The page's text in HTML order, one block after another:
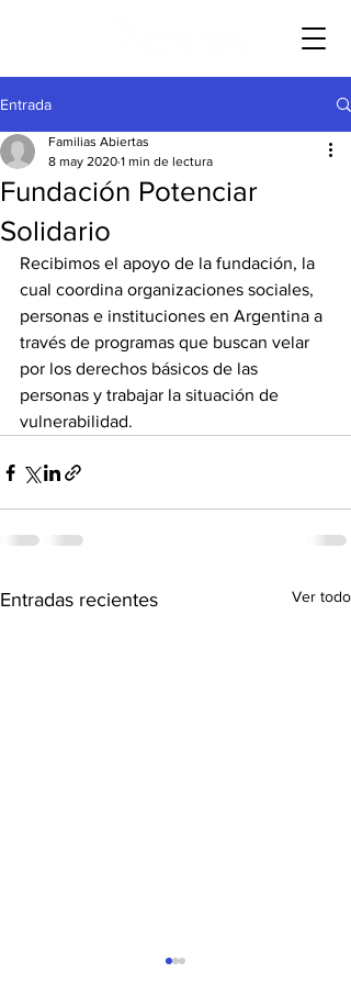
Entrada
Fundación Potenciar
Solidario
Familias Abiertas
8 may 2020 1 min de lectura
Recibimos el apoyo de la fundación, la
cual coordina organizaciones sociales,
personas e instituciones en Argentina a
través de programas que buscan velar
por los derechos básicos de las
personas y trabajar la situación de
vulnerabilidad.
Entradas recientes Ver todo